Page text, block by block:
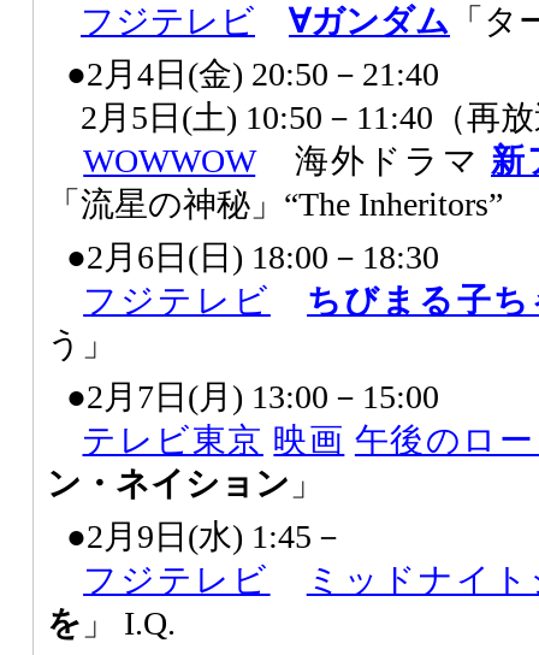
フジテレビ
∀ガンダム 「
●2月4日(金) 20:50－21:40
2月5日(土) 10:50－11:40（再
WOWWOW海外ドラマ 新
「流星の神秘」“The Inheritors”
●2月6日(日) 18:00－18:30
フジテレビ
ちびまる子
う」
●2月7日(月) 13:00－15:00
テレビ東京 映画 午後のロ
ン・ネイション 」
●2月9日(水) 1:45－
フジテレビ
ミッドナイ
を 」 I.Q.